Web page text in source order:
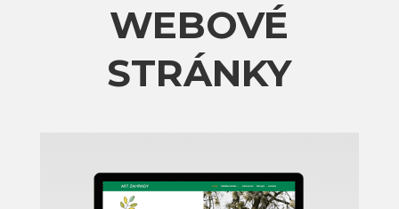
WEBOVÉ
STRÁNKY